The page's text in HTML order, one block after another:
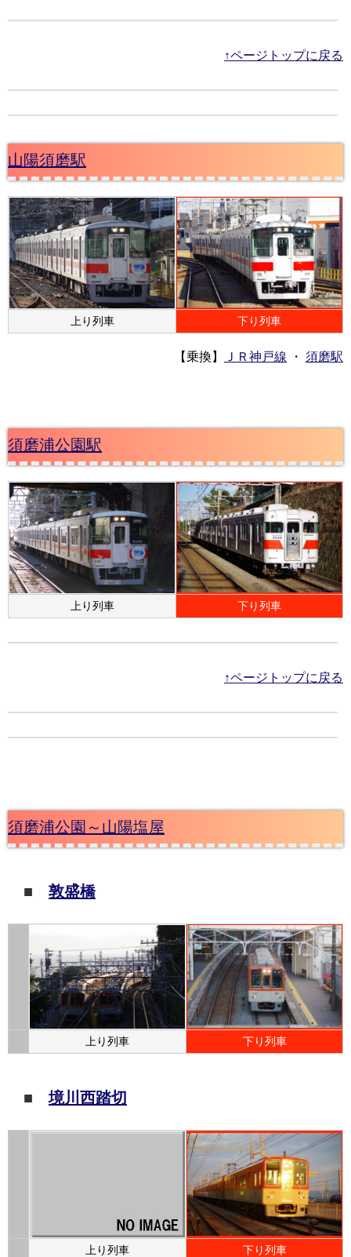
↑ページトップに戻る
山陽須磨駅
上り列車 下り列車
【乗換】 ＪＲ神戸線 ・ 須磨駅
須磨浦公園駅
上り列車 下り列車
↑ページトップに戻る
須磨浦公園～山陽塩屋
■ 敦盛橋
上り列車 下り列車
■境川西踏切
上り列車 下り列車